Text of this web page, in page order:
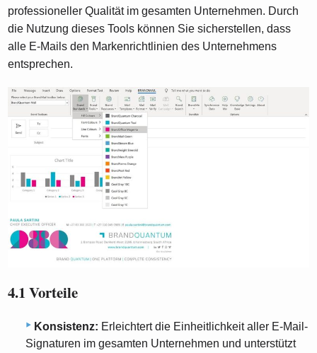
professioneller Qualität im gesamten Unternehmen. Durch
die Nutzung dieses Tools können Sie sicherstellen, dass
alle E-Mails den Markenrichtlinien des Unternehmens
entsprechen.
4.1 Vorteile
Konsistenz: Erleichtert die Einheitlichkeit aller E-Mail-
Signaturen im gesamten Unternehmen und unterstützt